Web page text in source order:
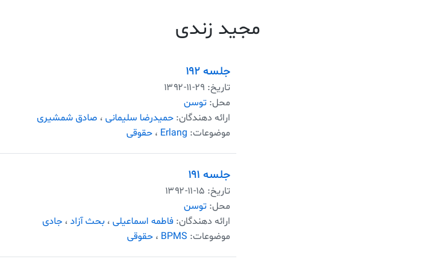
مجید زندی
جلسه ۱۹۲
تاریخ: ۱۳۹۲-۱۱-۲۹
محل: توسن
ارائه دهندگان: حمیدرضا سلیمانی ، صادق شمشیری
موضوعات: Erlang ، حقوقی
جلسه ۱۹۱
تاریخ: ۱۳۹۲-۱۱-۱۵
محل: توسن
ارائه دهندگان: فاطمه اسماعیلی ، بحث آزاد ، جادی
موضوعات: BPMS ، حقوقی